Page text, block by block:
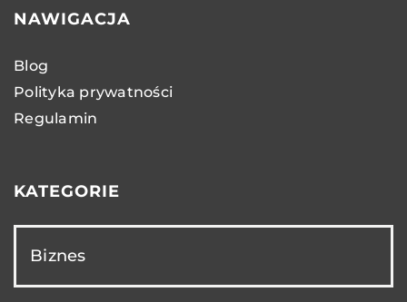
NAWIGACJA
Blog
Polityka prywatności
Regulamin
KATEGORIE
Biznes